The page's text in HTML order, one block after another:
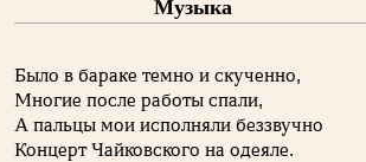
Музыка
Было в бараке темно и скученно,
Многие после работы спали,
А пальцы мои исполняли беззвучно
Концерт Чайковского на одеяле.